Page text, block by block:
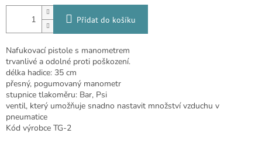
Přidat do košíku
Nafukovací pistole s manometrem
trvanlivé a odolné proti poškození.
délka hadice: 35 cm
přesný, pogumovaný manometr
stupnice tlakoměru: Bar, Psi
ventil, který umožňuje snadno nastavit množství vzduchu v
pneumatice
Kód výrobce TG-2